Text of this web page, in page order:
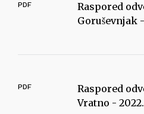
PDF
Raspored
Goruševnjak
PDF
Raspored
Vratno - 2022.